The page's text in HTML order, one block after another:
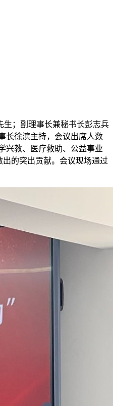
生；副理事长兼秘书长彭志兵
长徐滨主持，会议出席人数
兴教、医疗救助、公益事业
的突出贡献。会议现场通过